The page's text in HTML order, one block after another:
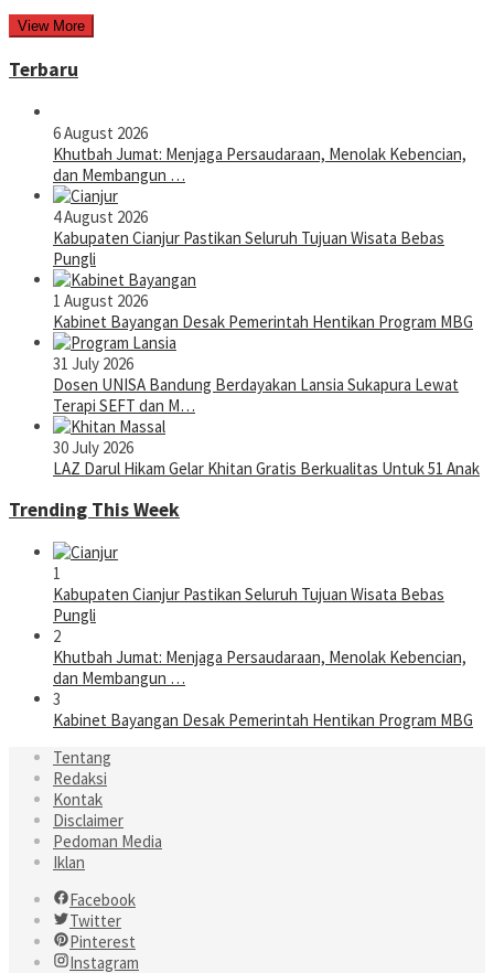
View More
Terbaru
6 August 2026
Khutbah Jumat: Menjaga Persaudaraan, Menolak Kebencian,
dan Membangun …
4 August 2026
Kabupaten Cianjur Pastikan Seluruh Tujuan Wisata Bebas
Pungli
1 August 2026
Kabinet Bayangan Desak Pemerintah Hentikan Program MBG
31 July 2026
Dosen UNISA Bandung Berdayakan Lansia Sukapura Lewat
Terapi SEFT dan M…
30 July 2026
LAZ Darul Hikam Gelar Khitan Gratis Berkualitas Untuk 51 Anak
Trending This Week
1
Kabupaten Cianjur Pastikan Seluruh Tujuan Wisata Bebas
Pungli
2
Khutbah Jumat: Menjaga Persaudaraan, Menolak Kebencian,
dan Membangun …
3
Kabinet Bayangan Desak Pemerintah Hentikan Program MBG
Tentang
Redaksi
Kontak
Disclaimer
Pedoman Media
Iklan
Facebook
Twitter
Pinterest
Instagram